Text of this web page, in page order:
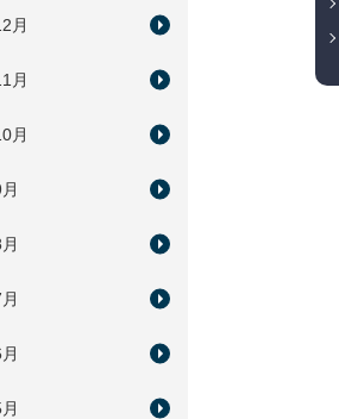
月
月
月